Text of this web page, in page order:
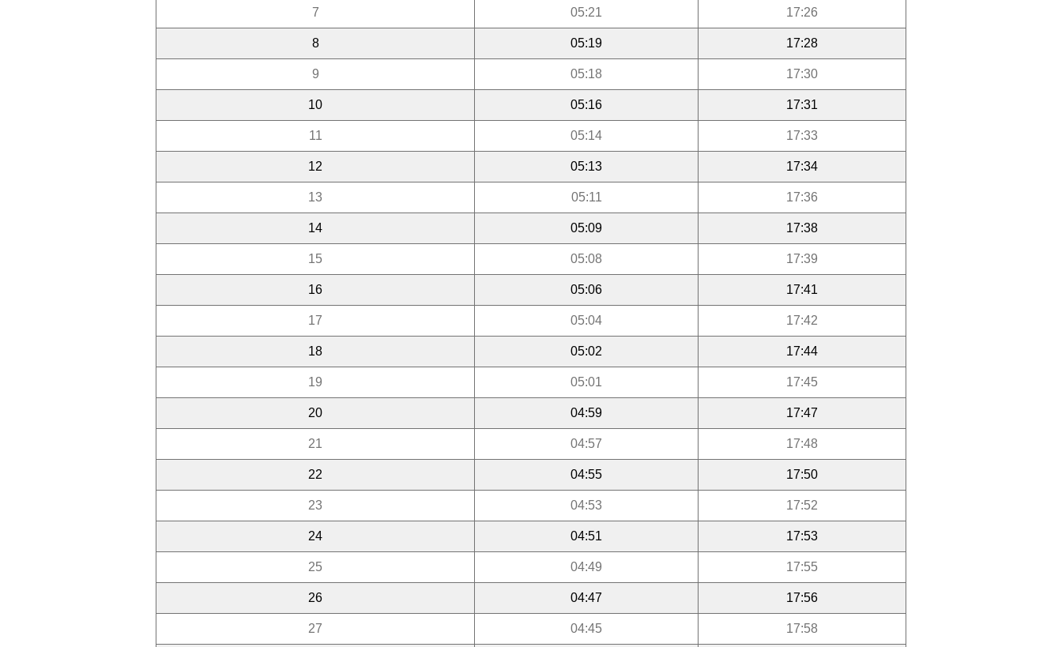
7 05:21 17:26
8 05:19 17:28
9 05:18 17:30
10 05:16 17:31
11 05:14 17:33
12 05:13 17:34
13 05:11 17:36
14 05:09 17:38
15 05:08 17:39
16 05:06 17:41
17 05:04 17:42
18 05:02 17:44
19 05:01 17:45
20 04:59 17:47
21 04:57 17:48
22 04:55 17:50
23 04:53 17:52
24 04:51 17:53
25 04:49 17:55
26 04:47 17:56
27 04:45 17:58